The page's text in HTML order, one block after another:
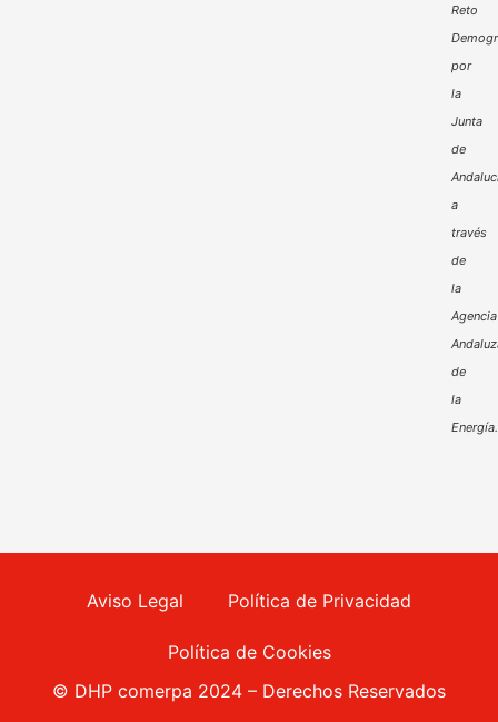
Reto
por
la
Junta
de
a
través
de
la
Agencia
de
la
Energía.
Aviso Legal Política de Privacidad
Política de Cookies
© DHP comerpa 2024 – Derechos Reservados